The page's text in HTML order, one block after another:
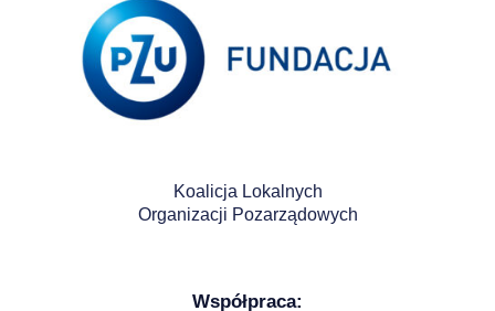
Koalicja Lokalnych
Organizacji Pozarządowych
Współpraca: